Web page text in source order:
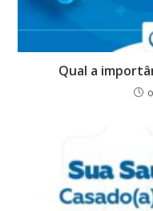
Qual a